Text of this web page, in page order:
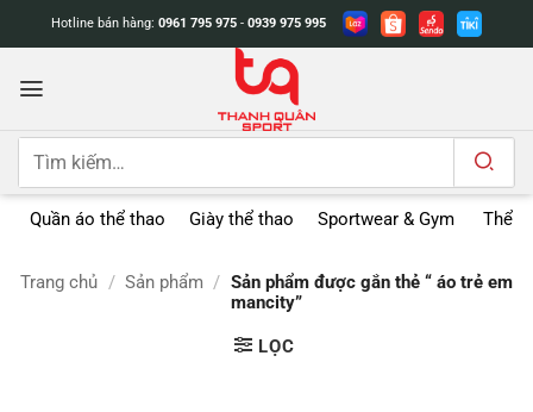
dung
Hotline bán hàng: 0961 795 975 - 0939 975 995
Tìm
Quần áo thể thao Giày thể thao Sportwear & Gym Thể
Trang chủ / Sản phẩm / Sản phẩm được gắn thẻ “ áo trẻ em
mancity”
LỌC